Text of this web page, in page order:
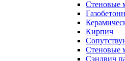
Стеновые
Кирпич
Стеновые
Сэндвич